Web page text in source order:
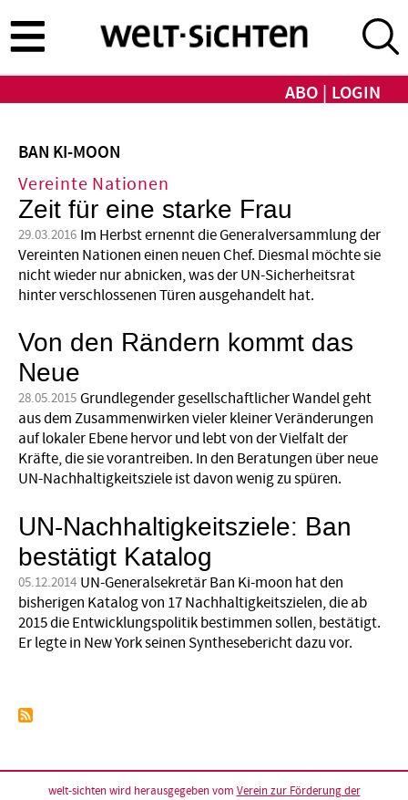
zum
Inhalt
ABO LOGIN
BAN KI-MOON
Vereinte Nationen
Zeit für eine starke Frau
29.03.2016 Im Herbst ernennt die Generalversammlung der
Vereinten Nationen einen neuen Chef. Diesmal möchte sie
nicht wieder nur abnicken, was der UN-Sicherheitsrat
hinter verschlossenen Türen ausgehandelt hat.
Von den Rändern kommt das
Neue
28.05.2015 Grundlegender gesellschaftlicher Wandel geht
aus dem Zusammenwirken vieler kleiner Veränderungen
auf lokaler Ebene hervor und lebt von der Vielfalt der
Kräfte, die sie vorantreiben. In den Beratungen über neue
UN-Nachhaltigkeitsziele ist davon wenig zu spüren.
UN-Nachhaltigkeitsziele: Ban
bestätigt Katalog
05.12.2014 UN-Generalsekretär Ban Ki-moon hat den
bisherigen Katalog von 17 Nachhaltigkeitszielen, die ab
2015 die Entwicklungspolitik bestimmen sollen, bestätigt.
Er legte in New York seinen Synthesebericht dazu vor.
welt-sichten wird herausgegeben vom Verein zur Förderung der